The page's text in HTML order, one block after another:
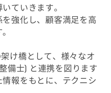
ていきます。
強化し、顧客満足を高
け橋として、様々なオ
備士) と連携を図ります
報をもとに、テクニシ